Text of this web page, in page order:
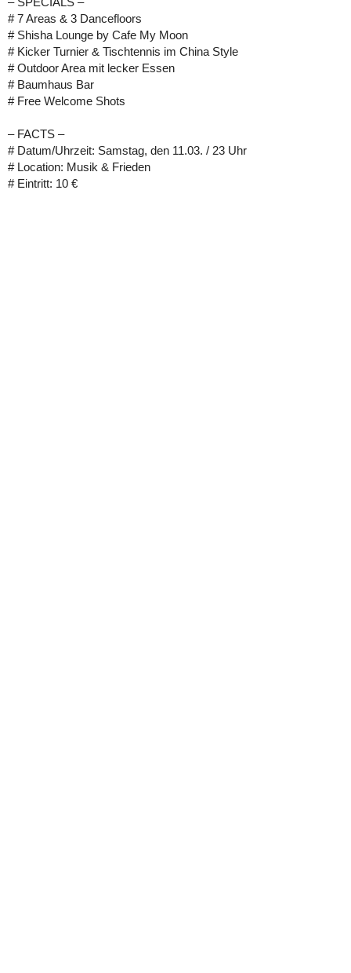
# 7 Areas & 3 Dancefloors
# Shisha Lounge by Cafe My Moon
# Kicker Turnier & Tischtennis im China Style
# Outdoor Area mit lecker Essen
# Baumhaus Bar
# Free Welcome Shots
– FACTS –
# Datum/Uhrzeit: Samstag, den 11.03. / 23 Uhr
# Location: Musik & Frieden
# Eintritt: 10 €